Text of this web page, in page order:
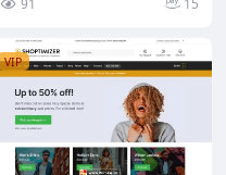
旨...
VIP